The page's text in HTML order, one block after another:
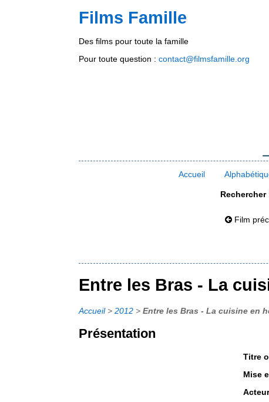
Films Famille
Des films pour toute la famille
Pour toute question :contact@filmsfamille.org
Accueil
Rechercher
Film
Entre les Bras - La
Accueil>2012 >Entre les Bras - La cuisine en
Présentation
Titre
Mise